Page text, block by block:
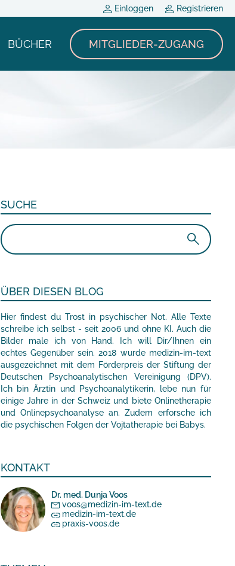
Einloggen Registrieren
BÜCHER MITGLIEDER-ZUGANG
SUCHE
Suchen
nach:
ÜBER DIESEN BLOG
Hier findest du Trost in psychischer Not. Alle Texte
schreibe ich selbst - seit 2006 und ohne KI. Auch die
Bilder male ich von Hand. Ich will Dir/Ihnen ein
echtes Gegenüber sein. 2018 wurde medizin-im-text
ausgezeichnet mit dem Förderpreis der Stiftung der
Deutschen Psychoanalytischen Vereinigung (DPV).
Ich bin Ärztin und Psychoanalytikerin, lebe nun für
einige Jahre in der Schweiz und biete Onlinetherapie
und Onlinepsychoanalyse an. Zudem erforsche ich
die psychischen Folgen der Vojtatherapie bei Babys.
KONTAKT
Dr. med. Dunja Voos
voos@medizin-im-text.de
medizin-im-text.de
praxis-voos.de